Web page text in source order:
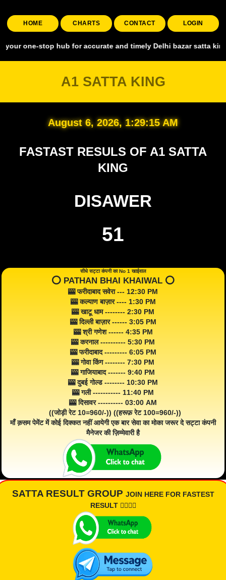
HOME CHARTS CONTACT LOGIN
hub for accurate and timely Delhi bazar satta king,
A1 SATTA KING
August 6, 2026, 1:29:16 AM
FASTAST RESULS OF A1 SATTA
KING
DISAWER
51
सीधे सट्टा कंपनी का No 1 खाईवाल
⭕️ PATHAN BHAI KHAIWAL ⭕️
🎰 फरीदाबाद सवेरा --- 12:30 PM
🎰 कल्याण बाज़ार ---- 1:30 PM
🎰 खाटू धाम -------- 2:30 PM
🎰 दिल्ली बाज़ार ------ 3:05 PM
🎰 श्री गणेश ------ 4:35 PM
🎰 करनाल ---------- 5:30 PM
🎰 फरीदाबाद --------- 6:05 PM
🎰 गोवा किंग -------- 7:30 PM
🎰 गाजियाबाद ------- 9:40 PM
🎰 दुबई गोल्ड -------- 10:30 PM
🎰 गली ----------- 11:40 PM
🎰 दिसावर ---------- 03:00 AM
((जोड़ी रेट 10=960/-)) ((हरूफ़ रेट 100=960/-))
माँ क़सम पेमेंट में कोई दिक्कत नहीं आयेगी एक बार सेवा का मोका जरूर दे सट्टा कंपनी
मैनेजर की ज़िम्मेवारी है
SATTA RESULT GROUP JOIN HERE FOR FASTEST
RESULT 👇🏾👇🏾